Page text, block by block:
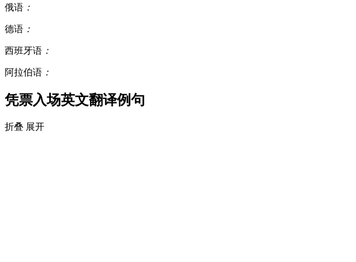
俄语 ：
德语 ：
西班牙语 ：
阿拉伯语 ：
凭票入场英文翻译例句
折叠 展开